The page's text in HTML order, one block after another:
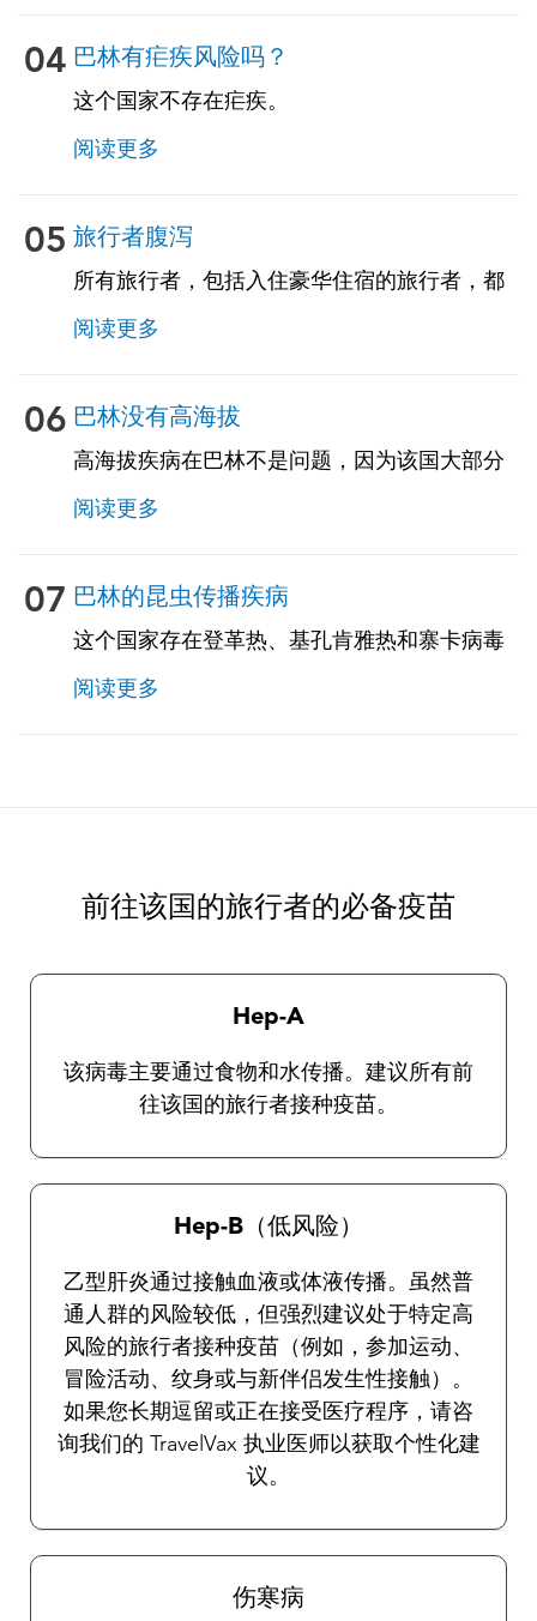
询我们的专家了解更多详情。
04 巴林有疟疾风险吗？
这个国家不存在疟疾。
阅读更多
05 旅行者腹泻
所有旅行者，包括入住豪华住宿的旅行者，都
存在很高的风险，因为旅行者的腹泻会影响多
达50％的旅行者。建议对食物和饮料采取预防
措施。建议旅行者携带用于腹泻、恶心和呕吐
的自我治疗药物。TravelVax 可以为您提供这些
自我治疗药物，包括紧急抗生素，以防您在旅
途中遇到这些问题。
阅读更多
06 巴林没有高海拔
高海拔疾病在巴林不是问题，因为该国大部分
地区都处于低海拔地区。我们的旅行顾问将审
查您的行程，确定您是否将在任何高海拔地
区，并将为您提供必要的信息和处方药以预防
高原反应。
阅读更多
07 巴林的昆虫传播疾病
这个国家存在登革热、基孔肯雅热和寨卡病毒
的风险。风险因季节而异。与农村地区相比，
城市和郊区患这些疾病的风险更大。旅行者的
特定风险取决于特定的停留区域、停留时间、
TravelVax从业人员进行讨论。旅行者遵守昆虫
供有关一般保护措施以及选择和使用驱虫剂的
阅读更多
前往该国的旅行者的必备疫苗
Hep-A
该病毒主要通过食物和水传播。建议所有前
往该国的旅行者接种疫苗。
Hep-B（低风险）
乙型肝炎通过接触血液或体液传播。虽然普
通人群的风险较低，但强烈建议处于特定高
风险的旅行者接种疫苗（例如，参加运动、
冒险活动、纹身或与新伴侣发生性接触）。
如果您长期逗留或正在接受医疗程序，请咨
询我们的 TravelVax 执业医师以获取个性化建
议。
伤寒病